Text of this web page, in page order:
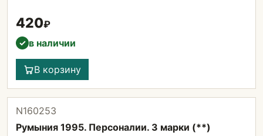
420₽
✓ в наличии
В корзину
N160253
Румыния 1995. Персоналии. 3 марки (**)